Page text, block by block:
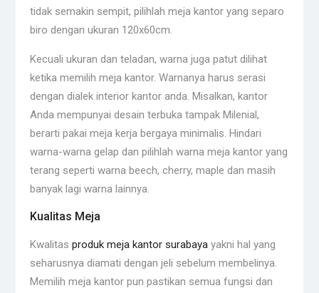
tidak semakin sempit, pilihlah meja kantor yang separo
biro dengan ukuran 120x60cm.
Kecuali ukuran dan teladan, warna juga patut dilihat
ketika memilih meja kantor. Warnanya harus serasi
dengan dialek interior kantor anda. Misalkan, kantor
Anda mempunyai desain terbuka tampak Milenial,
berarti pakai meja kerja bergaya minimalis. Hindari
warna-warna gelap dan pilihlah warna meja kantor yang
terang seperti warna beech, cherry, maple dan masih
banyak lagi warna lainnya.
Kualitas Meja
Kwalitas produk meja kantor surabayayakni hal yang
seharusnya diamati dengan jeli sebelum membelinya.
Memilih meja kantor pun pastikan semua fungsi dan